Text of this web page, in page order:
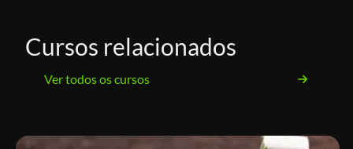
Cursos relacionados
Ver todos os cursos